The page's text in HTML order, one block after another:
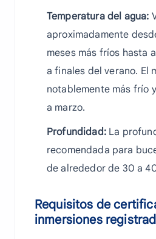
Temperatura del agua:
aproximadamente
meses más fríos hasta
a finales del verano. El
notablemente más frío
a marzo.
Profundidad:La
recomendada para
de alrededor de 30 a
Requisitos de
inmersiones